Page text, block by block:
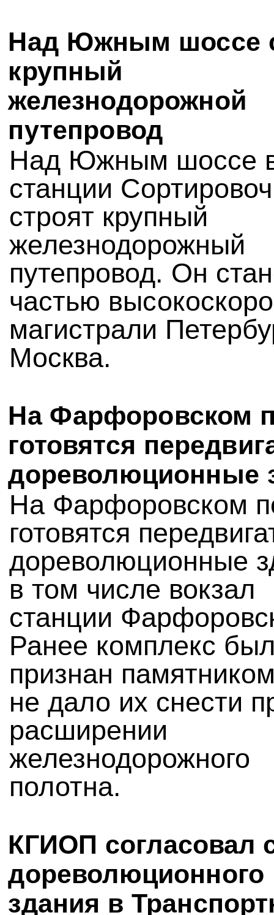
Над Южным шоссе
крупный
железнодорожной
путепровод
Над Южным шоссе
станции
строят крупный
железнодорожный
путепровод. Он
частью
магистрали
Москва.
На Фарфоровском
готовятся
дореволюционные
На Фарфоровском
готовятся
дореволюционные
в том числе вокзал
станции
Ранее комплекс
признан
не дало их снести
расширении
железнодорожного
полотна.
КГИОП согласовал
дореволюционного
здания в